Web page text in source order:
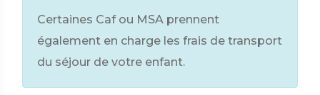
Certaines Caf ou MSA prennent
également en charge les frais de transport
du séjour de votre enfant.